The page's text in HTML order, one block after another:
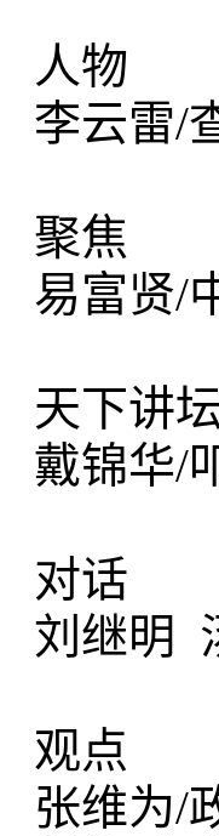
人物
李云
聚焦
易富贤/
天下讲坛
戴锦
对话
刘继明
观
张维为/